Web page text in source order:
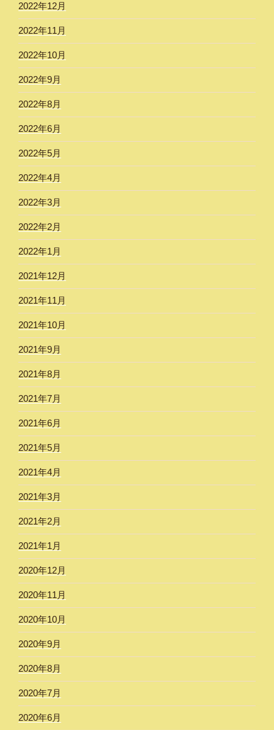
2022年12月
2022年11月
2022年10月
2022年9月
2022年8月
2022年6月
2022年5月
2022年4月
2022年3月
2022年2月
2022年1月
2021年12月
2021年11月
2021年10月
2021年9月
2021年8月
2021年7月
2021年6月
2021年5月
2021年4月
2021年3月
2021年2月
2021年1月
2020年12月
2020年11月
2020年10月
2020年9月
2020年8月
2020年7月
2020年6月